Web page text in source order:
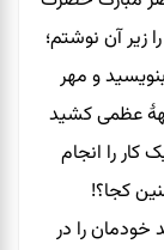
زیر آن نوشتم؛
و مهر
عظمی کشید
را انجام
کجا؟!
خودمان را در